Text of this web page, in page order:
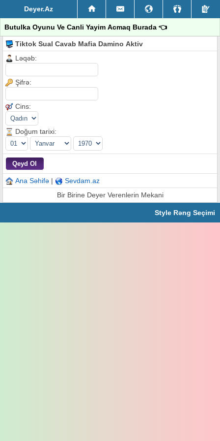
Deyer.Az
Butulka Oyunu Ve Canli Yayim Acmaq Burada 👈
Tiktok Sual Cavab Mafia Damino Aktiv
Ləqəb:
Şifrə:
Cins:
Doğum tarixi:
Ana Səhifə |
Sevdam.az
Bir Birine Deyer Verenlerin Mekani
Style Rəng Seçimi